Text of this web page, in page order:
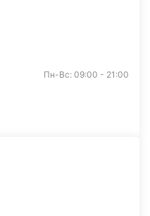
Пн-Вс: 09:00 - 21:00